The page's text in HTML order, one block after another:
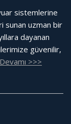
sistemlerine
sunan uzman bir
dayanan
güvenilir,
Devamı >>>